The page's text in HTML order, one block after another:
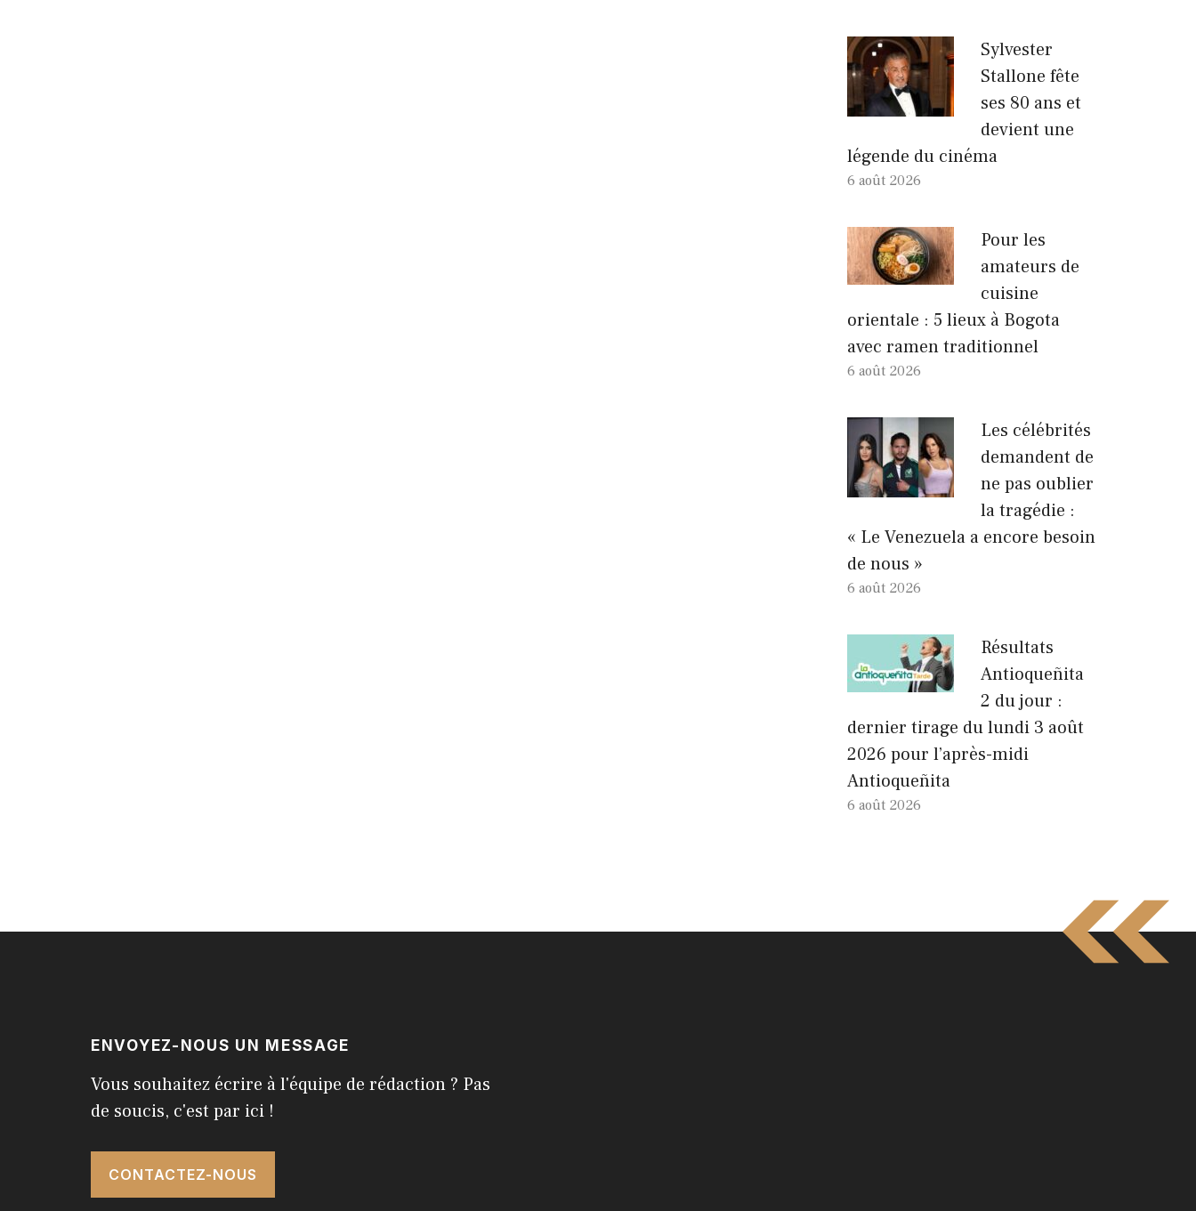
Sylvester
Stallone fête
ses 80 ans et
devient une
légende du cinéma
6 août 2026
Pour les
amateurs de
cuisine
orientale : 5 lieux à Bogota
avec ramen traditionnel
6 août 2026
Les célébrités
demandent de
ne pas oublier
la tragédie :
« Le Venezuela a encore besoin
de nous »
6 août 2026
Résultats
Antioqueñita
2 du jour :
dernier tirage du lundi 3 août
2026 pour l’après-midi
Antioqueñita
6 août 2026
ENVOYEZ-NOUS UN MESSAGE
Vous souhaitez écrire à l'équipe de rédaction ? Pas
de soucis, c'est par ici !
CONTACTEZ-NOUS